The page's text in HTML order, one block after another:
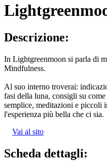
Descrizione:
In Lightgreenmoon si parla di
Mindfulness.
Al suo interno troverai:
fasi della luna, consigli su
semplice, meditazioni e piccoli
l'esperienza più bella che ci sia.
Vai al sito
Scheda dettagli: